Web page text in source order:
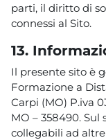
parti, il diritto di
connessi al Sito.
13.
Il presente sito è
Formazione a
Carpi (MO) P.iva
MO – 358490.
collegabili ad altre